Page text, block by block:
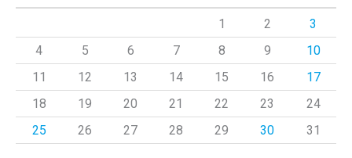
1 2
3
4
5 6 7 8 9
10
11
12 13 14 15 16
17
18
19 20 21 22 23
24
25
26 27 28 29 30 31